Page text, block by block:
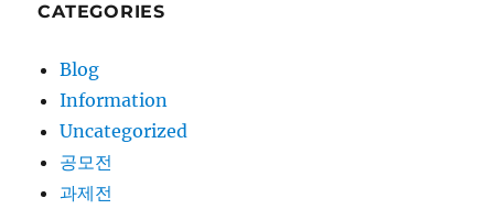
CATEGORIES
Blog
Information
Uncategorized
공모전
과제전